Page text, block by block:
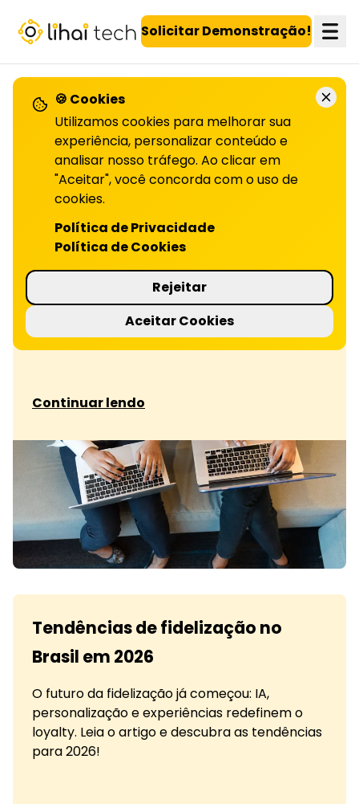
LiHai - Página inicial Solicitar Demonstração!
Confira todos os artigos!
O que os clientes esperam dos
programas de fidelidade
Programas de fidelidade eficientes unem
valor, personalização e simplicidade. Veja
dados e estratégias para aumentar a
retenção. Leia o artigo!
Continuar lendo
Tendências de fidelização no
Brasil em 2026
O futuro da fidelização já começou: IA,
personalização e experiências redefinem o
loyalty. Leia o artigo e descubra as tendências
para 2026!
🍪 Cookies
Utilizamos cookies para melhorar sua
experiência, personalizar conteúdo e
analisar nosso tráfego. Ao clicar em
"Aceitar", você concorda com o uso de
cookies.
Política de Privacidade
Política de Cookies
Rejeitar
Aceitar Cookies